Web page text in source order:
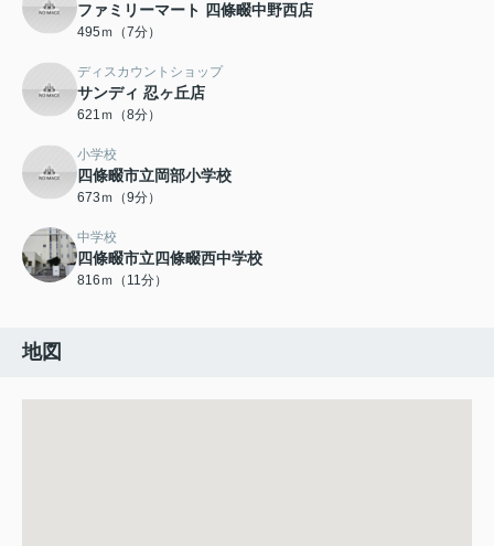
ファミリーマート 四條畷中野西店
495ｍ（7分）
ディスカウントショップ
サンディ 忍ヶ丘店
621ｍ（8分）
小学校
四條畷市立岡部小学校
673ｍ（9分）
中学校
四條畷市立四條畷西中学校
816ｍ（11分）
地図